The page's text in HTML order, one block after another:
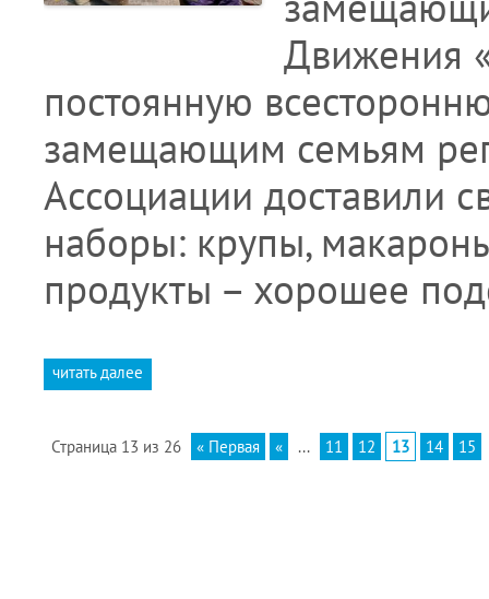
Движения
постоянную
замещающим семьям
Ассоциации доставили
наборы: крупы,
продукты – хорошее
читать далее
Страница 13 из 26 « Первая « ... 11 12 13 14 15